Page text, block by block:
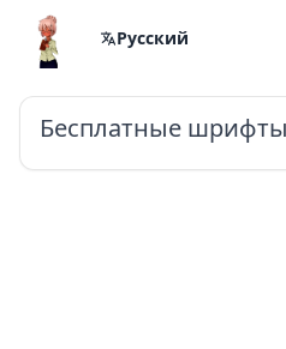
Русский
Бесплатные